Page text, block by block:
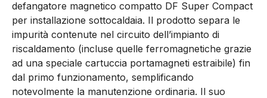
defangatore magnetico compatto DF Super Compact
per installazione sottocaldaia. Il prodotto separa le
impurità contenute nel circuito dell’impianto di
riscaldamento (incluse quelle ferromagnetiche grazie
ad una speciale cartuccia portamagneti estraibile) fin
dal primo funzionamento, semplificando
notevolmente la manutenzione ordinaria. Il suo